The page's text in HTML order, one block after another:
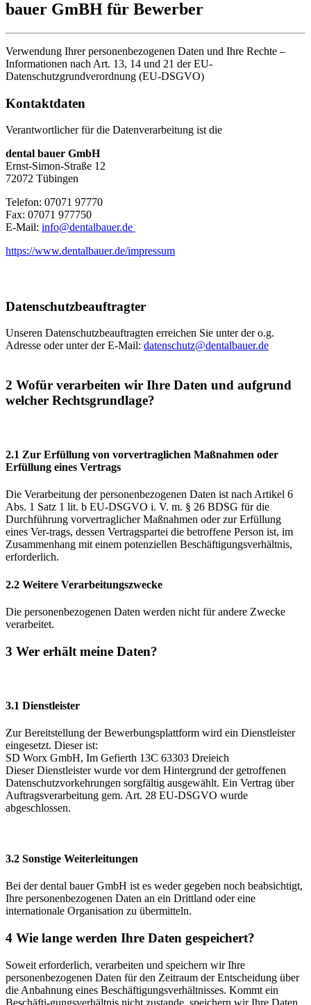
bauer GmBH für Bewerber
Verwendung Ihrer personenbezogenen Daten und Ihre Rechte –
Informationen nach Art. 13, 14 und 21 der EU-
Datenschutzgrundverordnung (EU-DSGVO)
Kontaktdaten
Verantwortlicher für die Datenverarbeitung ist die
dental bauer GmbH
Ernst-Simon-Straße 12
72072 Tübingen
Telefon: 07071 97770
Fax: 07071 977750
E-Mail: info@dentalbauer.de
https://www.dentalbauer.de/impressum
Datenschutzbeauftragter
Unseren Datenschutzbeauftragten erreichen Sie unter der o.g.
Adresse oder unter der E-Mail: datenschutz@dentalbauer.de
2 Wofür verarbeiten wir Ihre Daten und aufgrund
welcher Rechtsgrundlage?
2.1 Zur Erfüllung von vorvertraglichen Maßnahmen oder
Erfüllung eines Vertrags
Die Verarbeitung der personenbezogenen Daten ist nach Artikel 6
Abs. 1 Satz 1 lit. b EU-DSGVO i. V. m. § 26 BDSG für die
Durchführung vorvertraglicher Maßnahmen oder zur Erfüllung
eines Ver-trags, dessen Vertragspartei die betroffene Person ist, im
Zusammenhang mit einem potenziellen Beschäftigungsverhältnis,
erforderlich.
2.2 Weitere Verarbeitungszwecke
Die personenbezogenen Daten werden nicht für andere Zwecke
verarbeitet.
3 Wer erhält meine Daten?
3.1 Dienstleister
Zur Bereitstellung der Bewerbungsplattform wird ein Dienstleister
eingesetzt. Dieser ist:
SD Worx GmbH, Im Gefierth 13C 63303 Dreieich
Dieser Dienstleister wurde vor dem Hintergrund der getroffenen
Datenschutzvorkehrungen sorgfältig ausgewählt. Ein Vertrag über
Auftragsverarbeitung gem. Art. 28 EU-DSGVO wurde
abgeschlossen.
3.2 Sonstige Weiterleitungen
Bei der dental bauer GmbH ist es weder gegeben noch beabsichtigt,
Ihre personenbezogenen Daten an ein Drittland oder eine
internationale Organisation zu übermitteln.
4 Wie lange werden Ihre Daten gespeichert?
Soweit erforderlich, verarbeiten und speichern wir Ihre
personenbezogenen Daten für den Zeitraum der Entscheidung über
die Anbahnung eines Beschäftigungsverhältnisses. Kommt ein
Beschäfti-gungsverhältnis nicht zustande, speichern wir Ihre Daten